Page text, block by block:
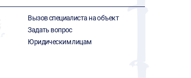
Вызов специалиста на объект
Задать вопрос
Юридическим лицам